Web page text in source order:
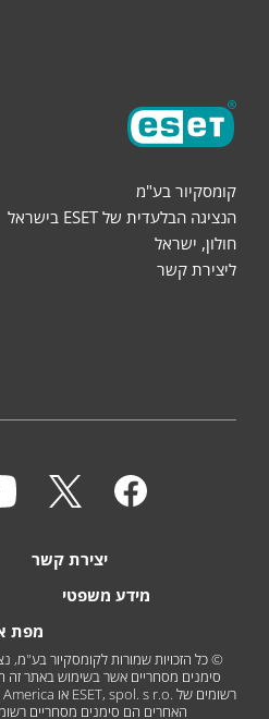
קומסקיור בע"מ
הנציגה הבלעדית של ESET בישראל
חולון, ישראל
ליצירת קשר
יצירת קשר
מידע משפטי
מפת
סימנים מסחריים אשר בשימוש באתר זה
האחרים הם סימנים מסחריים